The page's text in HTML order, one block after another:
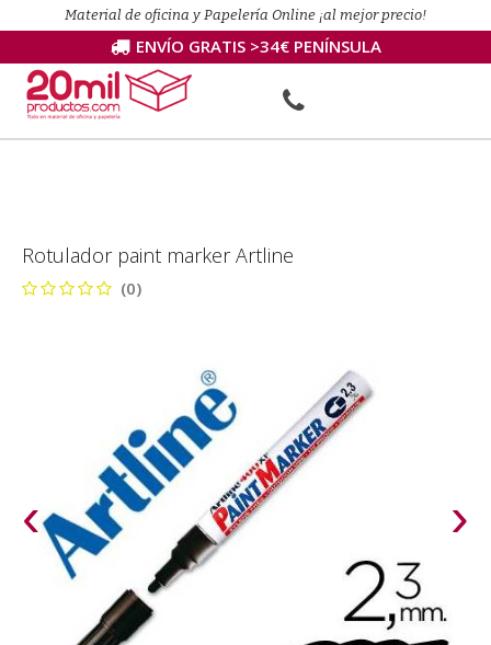
Material de oficina y Papelería Online ¡al mejor precio!
ENVÍO GRATIS >34€ PENÍNSULA
Rotulador paint marker Artline
(0)
‹ ›